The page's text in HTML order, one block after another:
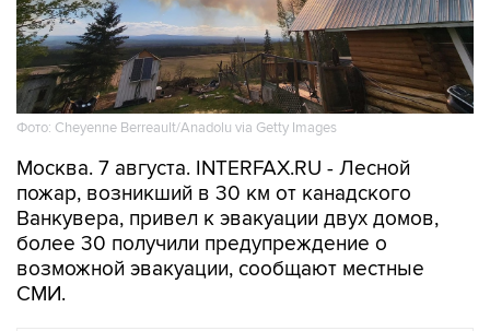
Фото: Cheyenne Berreault/Anadolu via Getty Images
Москва. 7 августа. INTERFAX.RU - Лесной
пожар, возникший в 30 км от канадского
Ванкувера, привел к эвакуации двух домов,
более 30 получили предупреждение о
возможной эвакуации, сообщают местные
СМИ.